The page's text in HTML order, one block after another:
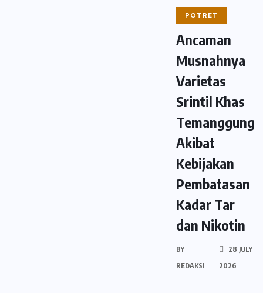
POTRET
Ancaman
Musnahnya
Varietas
Srintil Khas
Temanggung
Akibat
Kebijakan
Pembatasan
Kadar Tar
dan Nikotin
BY
REDAKSI
28 JULY
2026